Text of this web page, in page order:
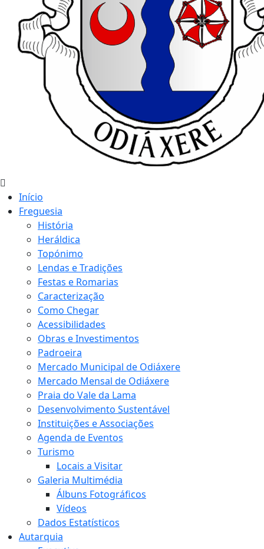
Início
Freguesia
História
Heráldica
Topónimo
Lendas e Tradições
Festas e Romarias
Caracterização
Como Chegar
Acessibilidades
Obras e Investimentos
Padroeira
Mercado Municipal de Odiáxere
Mercado Mensal de Odiáxere
Praia do Vale da Lama
Desenvolvimento Sustentável
Instituições e Associações
Agenda de Eventos
Turismo
Locais a Visitar
Galeria Multimédia
Álbuns Fotográficos
Vídeos
Dados Estatísticos
Autarquia